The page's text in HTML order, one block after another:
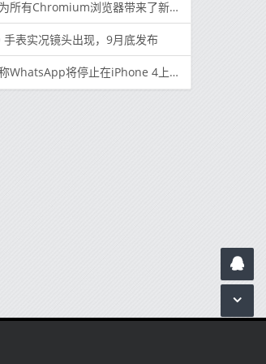
有Chromium浏览器带来了新的Windows Spellcheck
手表实况镜头出现，9月底发布
WhatsApp将停止在iPhone 4上运行